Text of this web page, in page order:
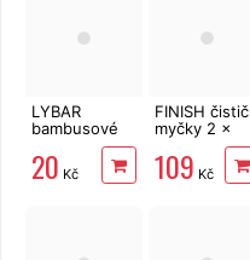
LYBAR
bambusové
tyčinky 200
ks
20 Kč
FINISH čistič
myčky 2 x
Lemon
109 Kč